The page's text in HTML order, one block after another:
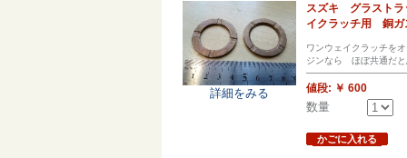
詳細をみる
スズキ グラスト
イクラッチ用 銅
ワンウェイクラッチを
ジンなら ほぼ共通だと
値段: ￥ 600
数量
かごに入れる